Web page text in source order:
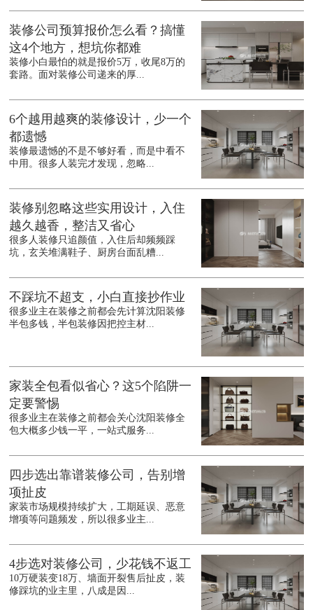
装修公司预算报价怎么看？搞懂
这4个地方，想坑你都难
装修小白最怕的就是报价5万，收尾8万的
套路。面对装修公司递来的厚...
6个越用越爽的装修设计，少一个
都遗憾
装修最遗憾的不是不够好看，而是中看不
中用。很多人装完才发现，忽略...
装修别忽略这些实用设计，入住
越久越香，整洁又省心
很多人装修只追颜值，入住后却频频踩
坑，玄关堆满鞋子、厨房台面乱糟...
不踩坑不超支，小白直接抄作业
很多业主在装修之前都会先计算沈阳装修
半包多钱，半包装修因把控主材...
家装全包看似省心？这5个陷阱一
定要警惕
很多业主在装修之前都会关心沈阳装修全
包大概多少钱一平，一站式服务...
四步选出靠谱装修公司，告别增
项扯皮
家装市场规模持续扩大，工期延误、恶意
增项等问题频发，所以很多业主...
4步选对装修公司，少花钱不返工
10万硬装变18万、墙面开裂售后扯皮，装
修踩坑的业主里，八成是因...